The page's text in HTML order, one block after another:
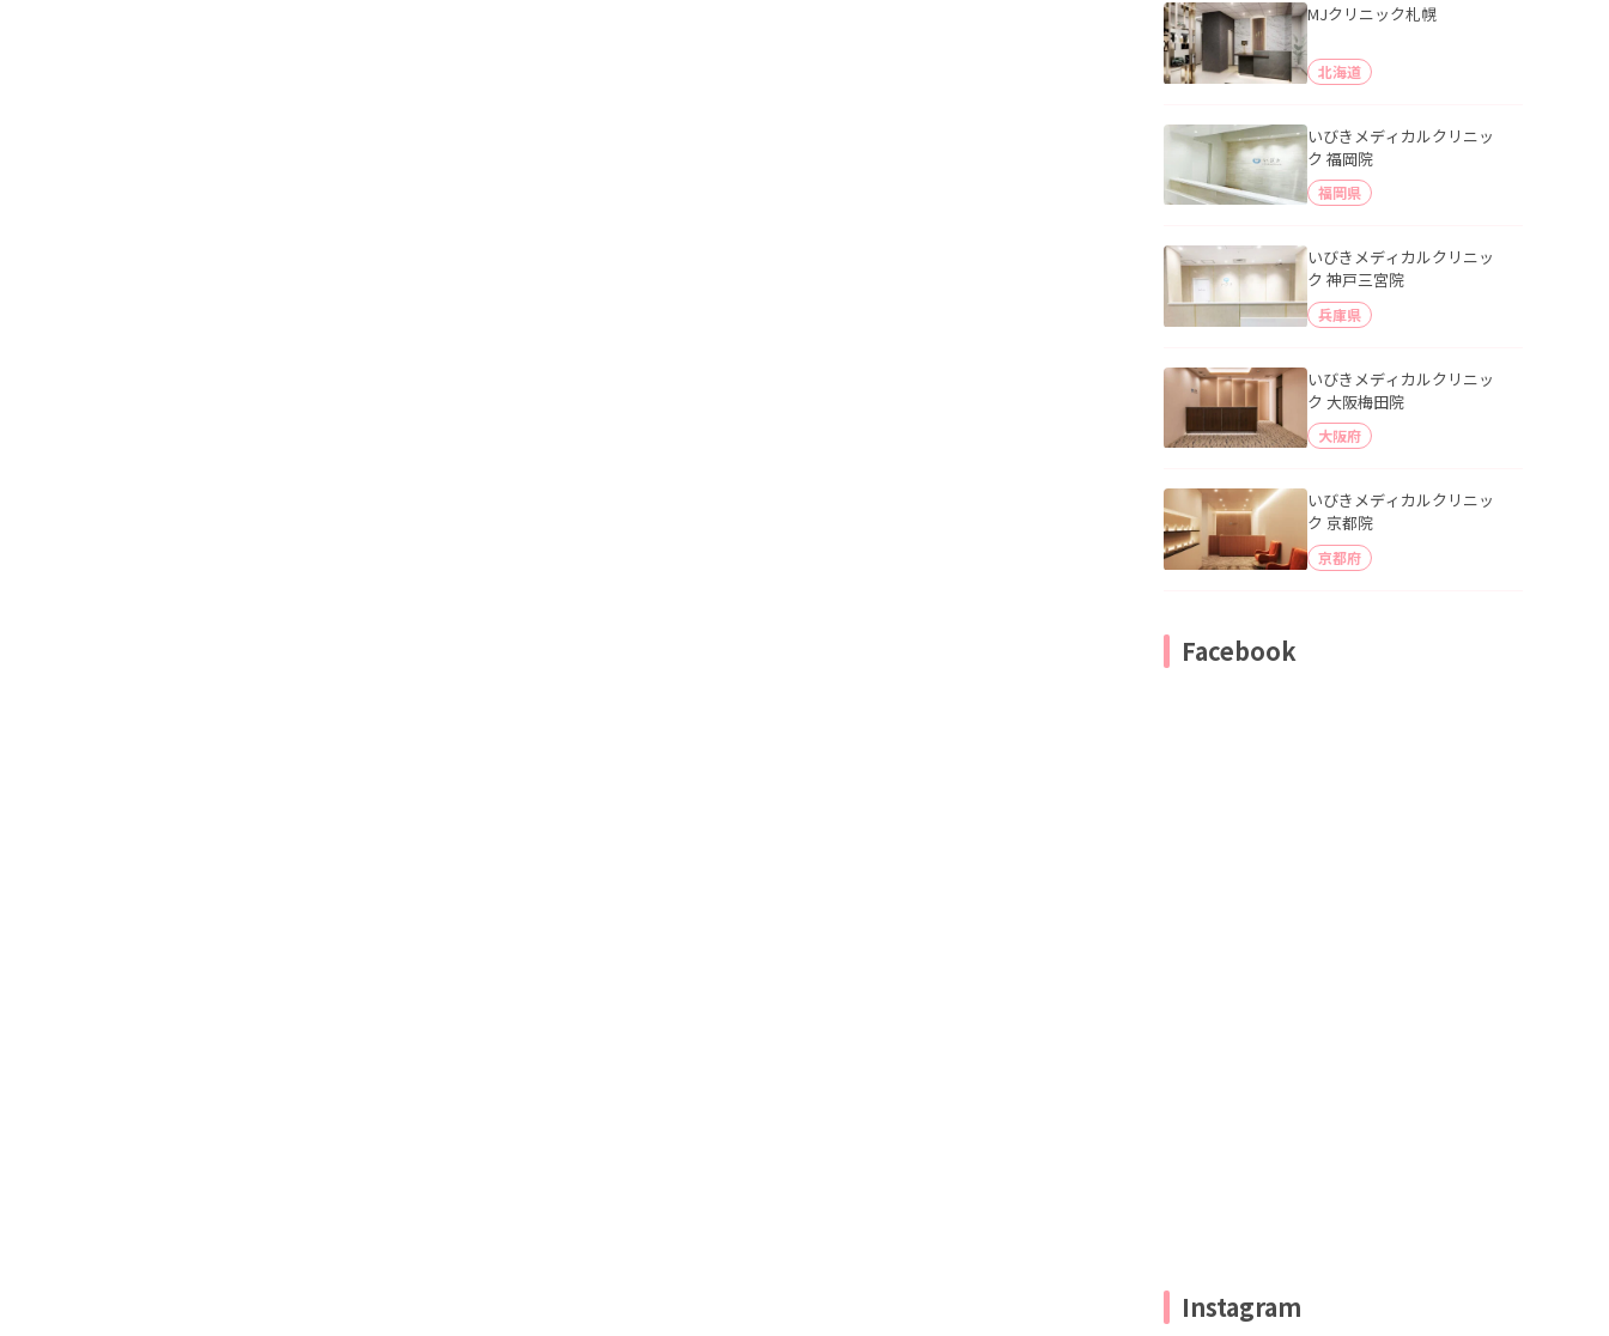
MJクリニック札幌
北海道
いびきメディカルクリニッ
ク 福岡院
福岡県
いびきメディカルクリニッ
ク 神戸三宮院
兵庫県
いびきメディカルクリニッ
ク 大阪梅田院
大阪府
いびきメディカルクリニッ
ク 京都院
京都府
Facebook
Instagram